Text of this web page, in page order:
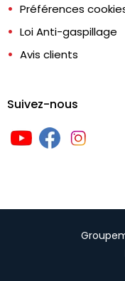
Préférences
Loi Anti-gaspillage
Avis clients
Suivez-nous